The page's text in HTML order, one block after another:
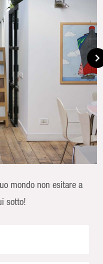
mondo non esitare a
sotto!